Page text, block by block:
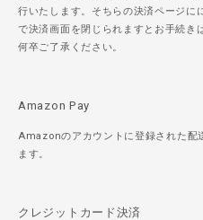
行いたします。そちらの決済ページに
で決済画面を閉じられますとお手続き
何卒ご了承ください。
Amazon Pay
Amazonのアカウントに登録された配
ます。
クレジットカード決済